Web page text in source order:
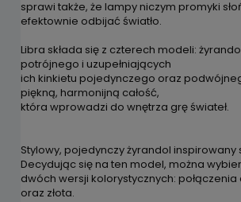
sprawi także, że lampy niczym promyki
efektownie odbijać światło.
Libra składa się z czterech modeli:
potrójnego i uzupełniających
ich kinkietu pojedynczego oraz
piękną, harmonijną całość,
która wprowadzi do wnętrza grę świateł.
Stylowy, pojedynczy żyrandol
Decydując się na ten model, można
dwóch wersji kolorystycznych: połączenia
oraz złota.